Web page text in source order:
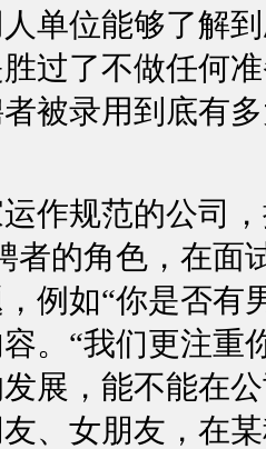
单位能够了解
过了不做任何
被录用到底有
规范的公司，
者的角色，在面
例如“你是否有
。“我们更注重
展，能不能在
、女朋友，在